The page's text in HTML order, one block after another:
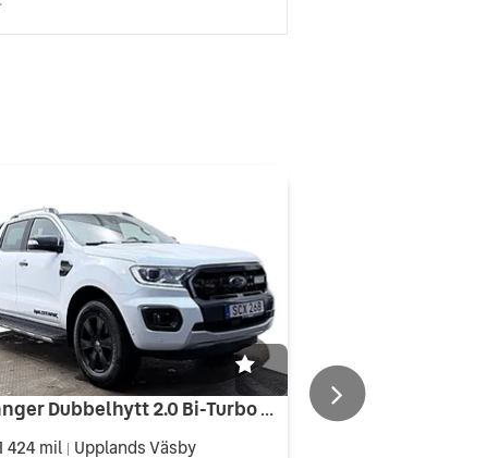
Ford ranger Dubbelhytt 2.0 Bi-Turbo Wildtrak Drag Läder Navi Kamera Värmare
424 mil Upplands Väsby